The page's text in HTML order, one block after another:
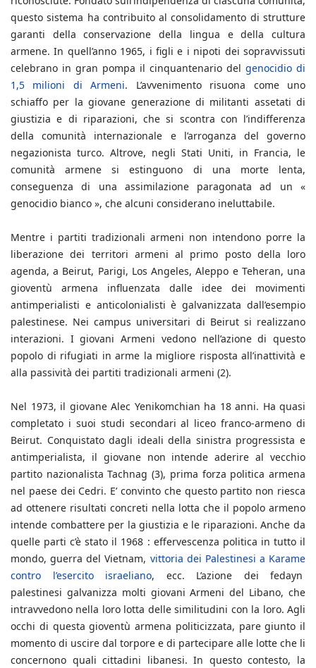
questo sistema ha contribuito al consolidamento di strutture
garanti della conservazione della lingua e della cultura
armene. In quell’anno 1965, i figli e i nipoti dei sopravvissuti
celebrano in gran pompa il cinquantenario del genocidio di
1,5 milioni di Armeni. L’avvenimento risuona come uno
schiaffo per la giovane generazione di militanti assetati di
giustizia e di riparazioni, che si scontra con l’indifferenza
della comunità internazionale e l’arroganza del governo
negazionista turco. Altrove, negli Stati Uniti, in Francia, le
comunità armene si estinguono di una morte lenta,
conseguenza di una assimilazione paragonata ad un «
genocidio bianco », che alcuni considerano ineluttabile.
Mentre i partiti tradizionali armeni non intendono porre la
liberazione dei territori armeni al primo posto della loro
agenda, a Beirut, Parigi, Los Angeles, Aleppo e Teheran, una
gioventù armena influenzata dalle idee dei movimenti
antimperialisti e anticolonialisti è galvanizzata dall’esempio
palestinese. Nei campus universitari di Beirut si realizzano
interazioni. I giovani Armeni vedono nell’azione di questo
popolo di rifugiati in arme la migliore risposta all’inattività e
alla passività dei partiti tradizionali armeni (2).
Nel 1973, il giovane Alec Yenikomchian ha 18 anni. Ha quasi
completato i suoi studi secondari al liceo franco-armeno di
Beirut. Conquistato dagli ideali della sinistra progressista e
antimperialista, il giovane non intende aderire al vecchio
partito nazionalista Tachnag (3), prima forza politica armena
nel paese dei Cedri. E’ convinto che questo partito non riesca
ad ottenere risultati concreti nella lotta che il popolo armeno
intende combattere per la giustizia e le riparazioni. Anche da
quelle parti c’è stato il 1968 : effervescenza politica in tutto il
mondo, guerra del Vietnam, vittoria dei Palestinesi a Karame
contro l’esercito israeliano, ecc. L’azione dei fedayn
palestinesi galvanizza molti giovani Armeni del Libano, che
intravvedono nella loro lotta delle similitudini con la loro. Agli
occhi di questa gioventù armena politicizzata, pare giunto il
momento di uscire dal torpore e di partecipare alle lotte che li
concernono quali cittadini libanesi. In questo contesto, la